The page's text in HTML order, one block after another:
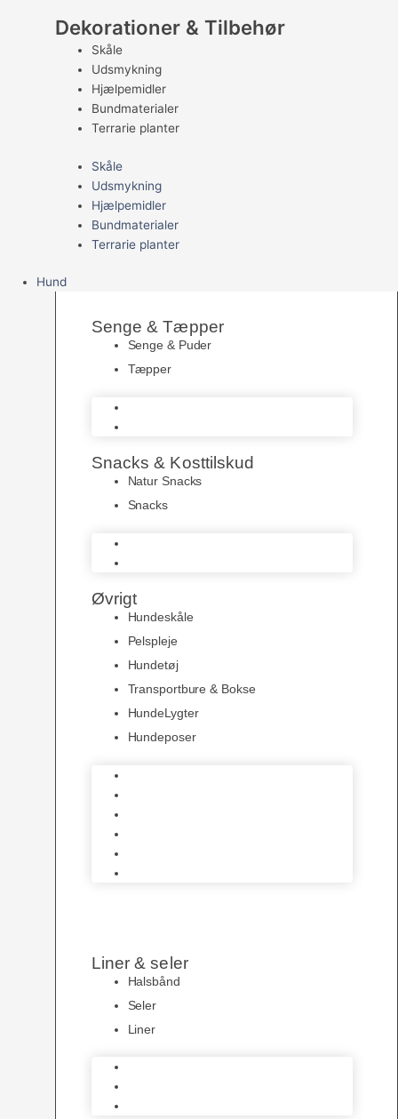
Dekorationer & Tilbehør
Skåle
Udsmykning
Hjælpemidler
Bundmaterialer
Terrarie planter
Skåle
Udsmykning
Hjælpemidler
Bundmaterialer
Terrarie planter
Hund
Senge & Tæpper
Senge & Puder
Tæpper
Snacks & Kosttilskud
Natur Snacks
Snacks
Øvrigt
Hundeskåle
Pelspleje
Hundetøj
Transportbure & Bokse
HundeLygter
Hundeposer
Liner & seler
Halsbånd
Seler
Liner